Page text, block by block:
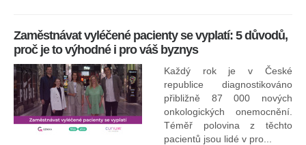
Zaměstnávat vyléčené pacienty se vyplatí: 5 důvodů,
proč je to výhodné i pro váš byznys
Každý rok je v České
republice diagnostikováno
přibližně 87 000 nových
onkologických onemocnění.
Téměř polovina z těchto
pacientů jsou lidé v pro...